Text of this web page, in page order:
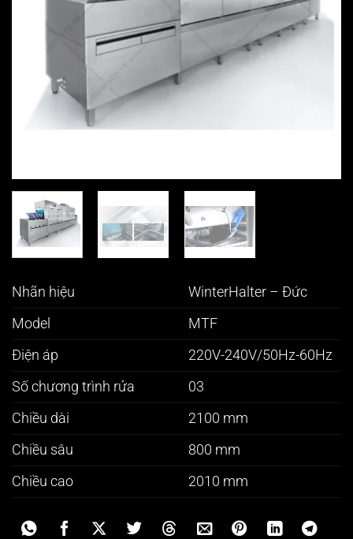
Nhãn hiệu
WinterHalter – Đức
Model
MTF
Điện áp
220V-240V/50Hz-60Hz
Số chương trình rửa
03
Chiều dài
2100 mm
Chiều sâu
800 mm
Chiều cao
2010 mm